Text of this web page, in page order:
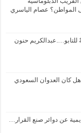
المواطن؟ عصام الياسري
للتابو….عبدالكريم حنون
هل كان العدوان السعودي
عن دوائر صنع القرار…